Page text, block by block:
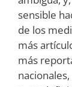
sensible
de los
más
más